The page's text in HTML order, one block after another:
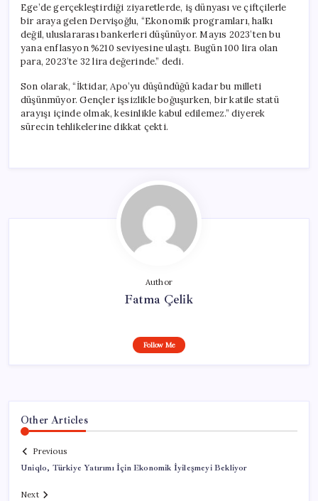
Ege’de gerçekleştirdiği ziyaretlerde, iş dünyası ve çiftçilerle
bir araya gelen Dervişoğlu, “Ekonomik programları, halkı
değil, uluslararası bankerleri düşünüyor. Mayıs 2023’ten bu
yana enflasyon %210 seviyesine ulaştı. Bugün 100 lira olan
para, 2023’te 32 lira değerinde.” dedi.
Son olarak, “İktidar, Apo’yu düşündüğü kadar bu milleti
düşünmüyor. Gençler işsizlikle boğuşurken, bir katile statü
arayışı içinde olmak, kesinlikle kabul edilemez.” diyerek
sürecin tehlikelerine dikkat çekti.
Author
Fatma Çelik
Follow Me
Other Articles
Previous
Uniqlo, Türkiye Yatırımı İçin Ekonomik İyileşmeyi Bekliyor
Next